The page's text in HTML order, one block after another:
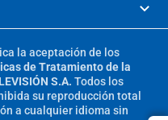
la aceptación de los
de Tratamiento de la
S.A. Todos los
su reproducción total
a cualquier idioma sin